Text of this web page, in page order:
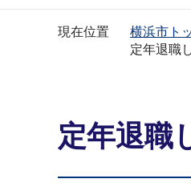
現在位置 横浜市ト
定年退職
定年退職